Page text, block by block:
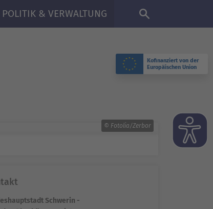
Kofinanziert von der
Europäischen Union
DE
POLITIK & VERWALTUNG
© Fotolia/Zerbor
Schwerin -